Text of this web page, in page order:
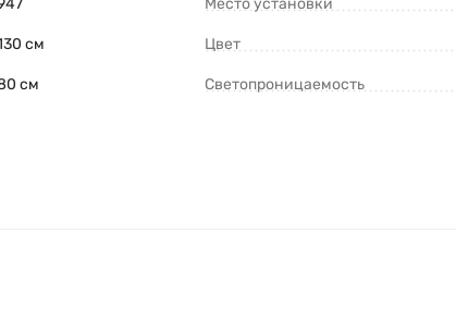
см
см
Цвет
Светопроницаемость